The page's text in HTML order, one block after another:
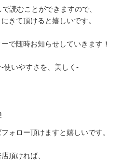
読むことができますので、
きて頂けると嬉しいです。
で随時お知らせしていきます！
使いやすさを、美しく-
ォロー頂けますと嬉しいです。
頂ければ、